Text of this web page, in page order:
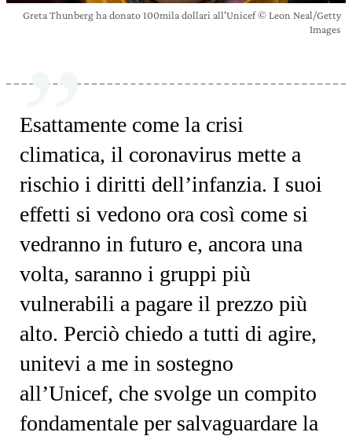
Greta Thunberg ha donato 100mila dollari all'Unicef © Leon Neal/Getty
Images
Esattamente come la crisi
climatica, il coronavirus mette a
rischio i diritti dell’infanzia. I suoi
effetti si vedono ora così come si
vedranno in futuro e, ancora una
volta, saranno i gruppi più
vulnerabili a pagare il prezzo più
alto. Perciò chiedo a tutti di agire,
unitevi a me in sostegno
all’Unicef, che svolge un compito
fondamentale per salvaguardare la